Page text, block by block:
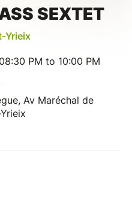
SEXTET
Yrieix
PM to 10:00 PM
Av Maréchal de